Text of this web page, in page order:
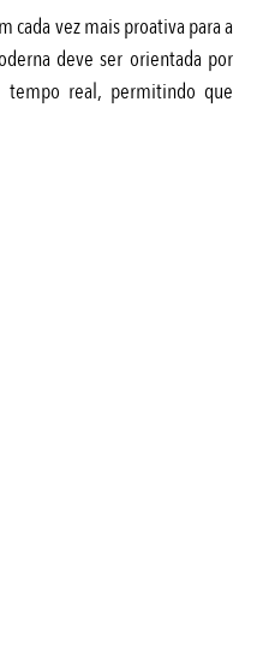
cada vez mais proativa para a
deve ser orientada por
tempo real, permitindo que